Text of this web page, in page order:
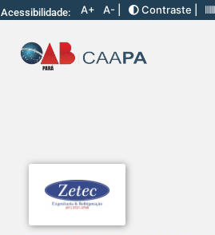
Acessibilidade: A+ A- | Contraste |